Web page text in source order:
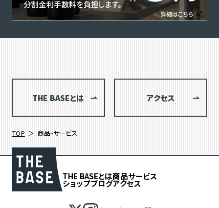
THE BASEとは アクセス
TOP 商品・サービス
THE BASEとは商品サービス
ショップブログアクセス